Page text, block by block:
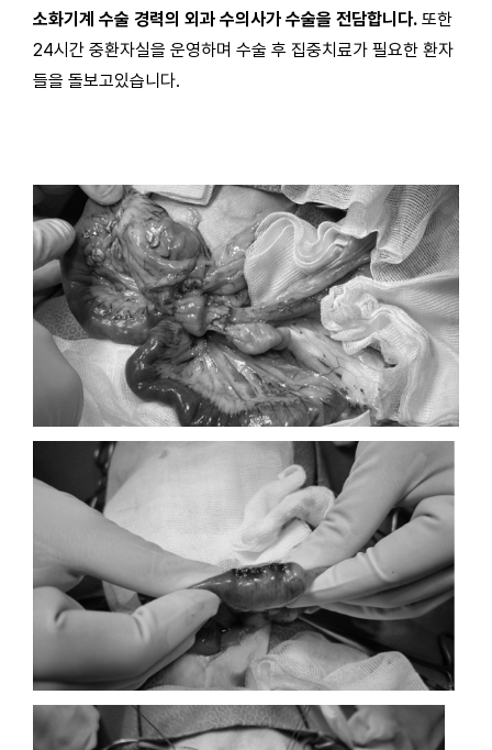
소화기계 수술 경력의 외과 수의사가 수술을 전담합니다. 또한
24시간 중환자실을 운영하며 수술 후 집중치료가 필요한 환자
들을 돌보고있습니다.